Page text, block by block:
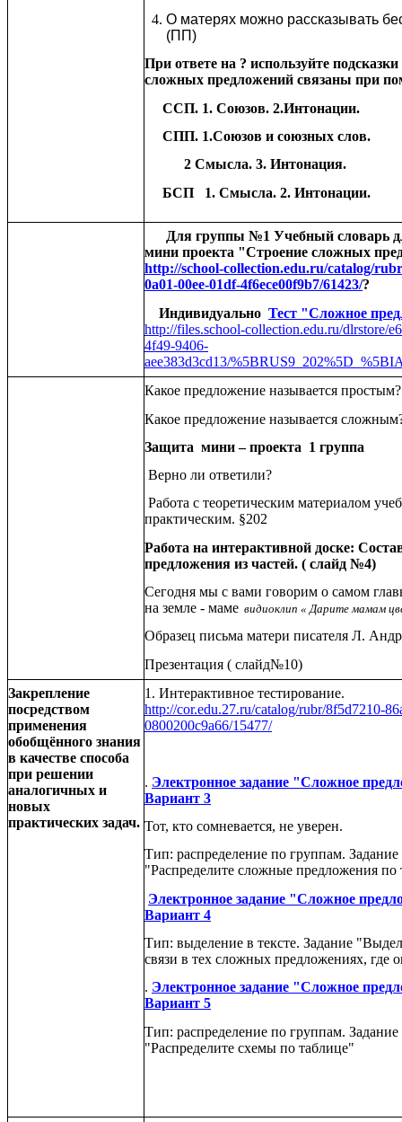
О матерях можно рассказывать
(ПП)
При ответе на ? используйте
сложных предложений связаны при
ССП. 1. Союзов. 2.Интонации.
СПП. 1.Союзов и союзных слов.
2 Смысла. 3. Интонация.
БСП 1. Смысла. 2. Интонации.
Для группы №1 Учебный словарь
мини проекта "Строение сложных
http://school-collection.edu.ru/catalog/
0a01-00ee-01df-4f6ece00f9b7/61423/?
Индивидуально Тест "Сложное
http://files.school-collection.edu.ru/dlrstore/
4f49-9406-
aee383d3cd13/
Какое предложение называется простым?
Какое предложение называется
Защита мини – проекта 1 группа
Верно ли ответили?
Работа с теоретическим материалом
практическим. §202
Работа на интерактивной доске:
предложения из частей. ( слайд №4)
Сегодня мы с вами говорим о самом
на земле - маме видиоклип « Дарите мамам
Образец письма матери писателя Л.
Презентация ( слайд№10)
Закрепление
посредством
применения
обобщённого знания
в качестве способа
при решении
аналогичных и
новых
практических задач.
1. Интерактивное тестирование.
http://cor.edu.27.ru/catalog/rubr/8f5d7210-
0800200c9a66/15477/
. Электронное задание "Сложное
Вариант 3
Тот, кто сомневается, не уверен.
Тип: распределение по группам. Задание
"Распределите сложные предложения по
Электронное задание "Сложное
Вариант 4
Тип: выделение в тексте. Задание
связи в тех сложных предложениях, где
. Электронное задание "Сложное
Вариант 5
Тип: распределение по группам. Задание
"Распределите схемы по таблице"